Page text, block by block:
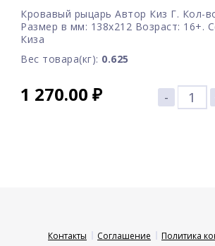
Кровавый рыцарь Автор Киз Г. Кол-
Размер в мм: 138х212 Возраст: 16+.
Киза
Вес товара(кг): 0.625
1 270.00 ₽ -
Контакты Соглашение
Политика